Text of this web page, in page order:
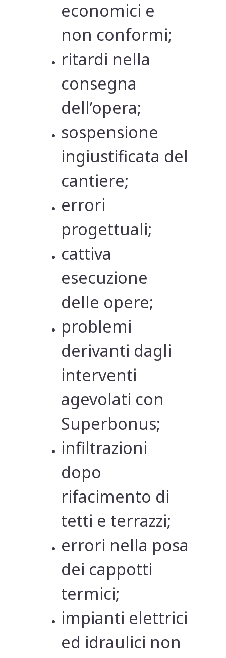
economici e
non conformi;
ritardi nella
consegna
dell’opera;
sospensione
ingiustificata del
cantiere;
errori
progettuali;
cattiva
esecuzione
delle opere;
problemi
derivanti dagli
interventi
agevolati con
Superbonus;
infiltrazioni
dopo
rifacimento di
tetti e terrazzi;
errori nella posa
dei cappotti
termici;
impianti elettrici
ed idraulici non